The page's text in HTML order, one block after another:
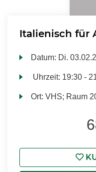
Italienisch für
Datum: Di.
Uhrzeit: 19:30 -
Ort:VHS; Raum